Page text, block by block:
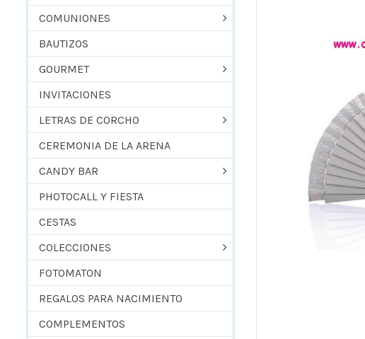
COMUNIONES
BAUTIZOS
GOURMET
INVITACIONES
LETRAS DE CORCHO
CEREMONIA DE LA ARENA
CANDY BAR
PHOTOCALL Y FIESTA
CESTAS
COLECCIONES
FOTOMATON
REGALOS PARA NACIMIENTO
COMPLEMENTOS